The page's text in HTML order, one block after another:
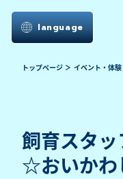
language
トップページ イベント・体験
飼育スタ
☆おいかわ